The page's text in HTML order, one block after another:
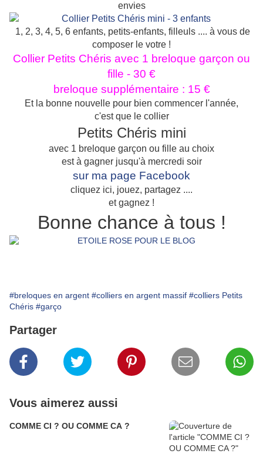
envies
1, 2, 3, 4, 5, 6 enfants, petits-enfants, filleuls .... à vous de
composer le votre !
Collier Petits Chéris avec 1 breloque garçon ou
fille - 30 €
breloque supplémentaire : 15 €
Et la bonne nouvelle pour bien commencer l'année,
c'est que le collier
Petits Chéris mini
avec 1 breloque garçon ou fille au choix
est à gagner jusqu'à mercredi soir
sur ma page Facebook
cliquez ici, jouez, partagez ....
et gagnez !
Bonne chance à tous !
#breloques en argent #colliers en argent massif #colliers Petits
Chéris #garço
Partager
Vous aimerez aussi
COMME CI ? OU COMME CA ?